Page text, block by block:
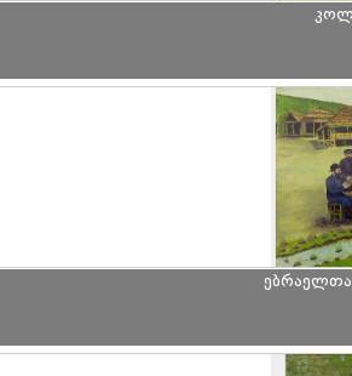
ებრაელთა